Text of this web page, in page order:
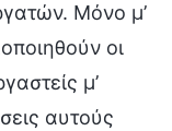
Μόνο μ’
οι
μ’
αυτούς